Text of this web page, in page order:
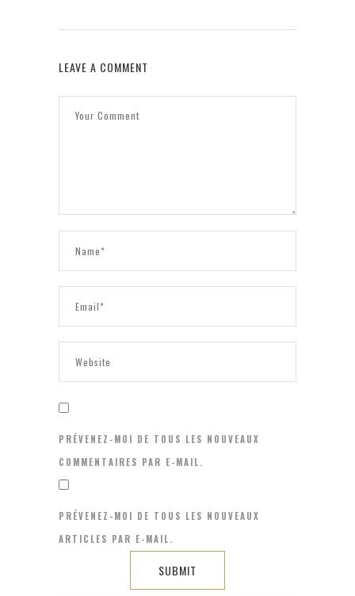
LEAVE A COMMENT
PRÉVENEZ-MOI DE TOUS LES NOUVEAUX
COMMENTAIRES PAR E-MAIL.
PRÉVENEZ-MOI DE TOUS LES NOUVEAUX
ARTICLES PAR E-MAIL.